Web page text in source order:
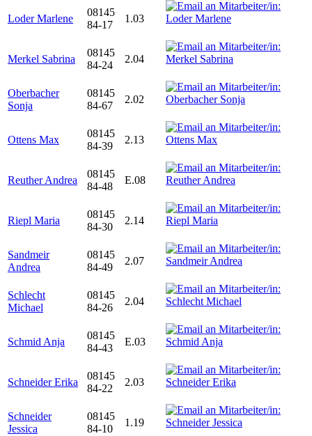
Loder Marlene
08145
84-17
1.03
Merkel Sabrina
08145
84-24
2.04
Oberbacher
Sonja
08145
84-67
2.02
Ottens Max
08145
84-39
2.13
Reuther Andrea
08145
84-48
E.08
Riepl Maria
08145
84-30
2.14
Sandmeir
Andrea
08145
84-49
2.07
Schlecht
Michael
08145
84-26
2.04
Schmid Anja
08145
84-43
E.03
Schneider Erika
08145
84-22
2.03
Schneider
Jessica
08145
84-10
1.19